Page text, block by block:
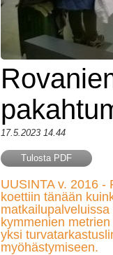
17.5.2023 14.44
Tulosta PDF
UUSINTA v. 2016 -
koettiin tänään
kymmenien
yksi
myöhästymiseen.